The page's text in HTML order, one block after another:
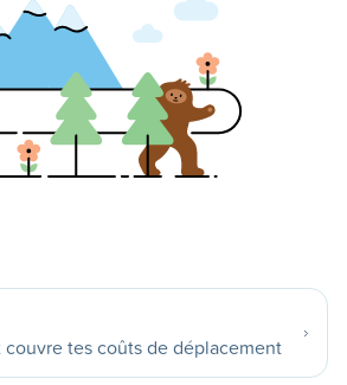
tes coûts de déplacement